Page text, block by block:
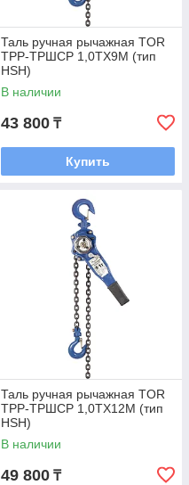
Таль ручная рычажная TOR
ТРР-ТРШСР 1,0ТХ9М (тип
HSH)
В наличии
43 800 ₸
Купить
Таль ручная рычажная TOR
ТРР-ТРШСР 1,0ТХ12М (тип
HSH)
В наличии
49 800 ₸